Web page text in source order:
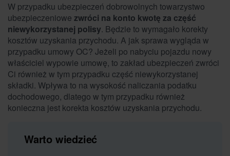
W przypadku ubezpieczeń dobrowolnych towarzystwo
ubezpieczeniowe zwróci na konto kwotę za część
niewykorzystanej polisy. Będzie to wymagało korekty
kosztów uzyskania przychodu. A jak sprawa wygląda w
przypadku umowy OC? Jeżeli po nabyciu pojazdu nowy
właściciel wypowie umowę, to zakład ubezpieczeń zwróci
Ci również w tym przypadku część niewykorzystanej
składki. Wpływa to na wysokość naliczania podatku
dochodowego, dlatego w tym przypadku również
konieczna jest korekta kosztów uzyskania przychodu.
Warto wiedzieć